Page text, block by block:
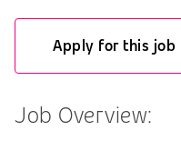
Apply for this job
Job Overview: